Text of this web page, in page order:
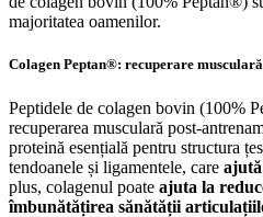
majoritatea oamenilor.
Colagen Peptan®: recuperare musculară
Peptidele de colagen bovin (100%
recuperarea musculară post-
proteină esențială pentru structura
tendoanele și ligamentele, care
plus, colagenul poate ajuta la
îmbunătățirea sănătății